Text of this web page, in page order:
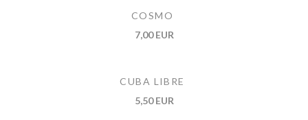
COSMO
7,00 EUR
CUBA LIBRE
5,50 EUR